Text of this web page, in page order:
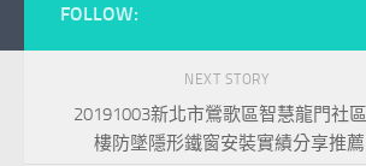
FOLLOW:
NEXT STORY
20191003新北市鶯歌區智慧龍門社
樓防墜隱形鐵窗安裝實績分享推薦